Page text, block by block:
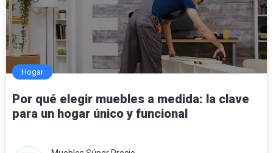
Hogar
Por qué elegir muebles a medida: la clave
para un hogar único y funcional